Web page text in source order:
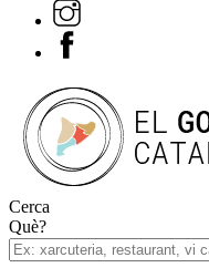
Cerca
Què?